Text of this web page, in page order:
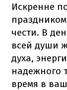
Искренне
чести. В
всей души
духа,
надежного
время в